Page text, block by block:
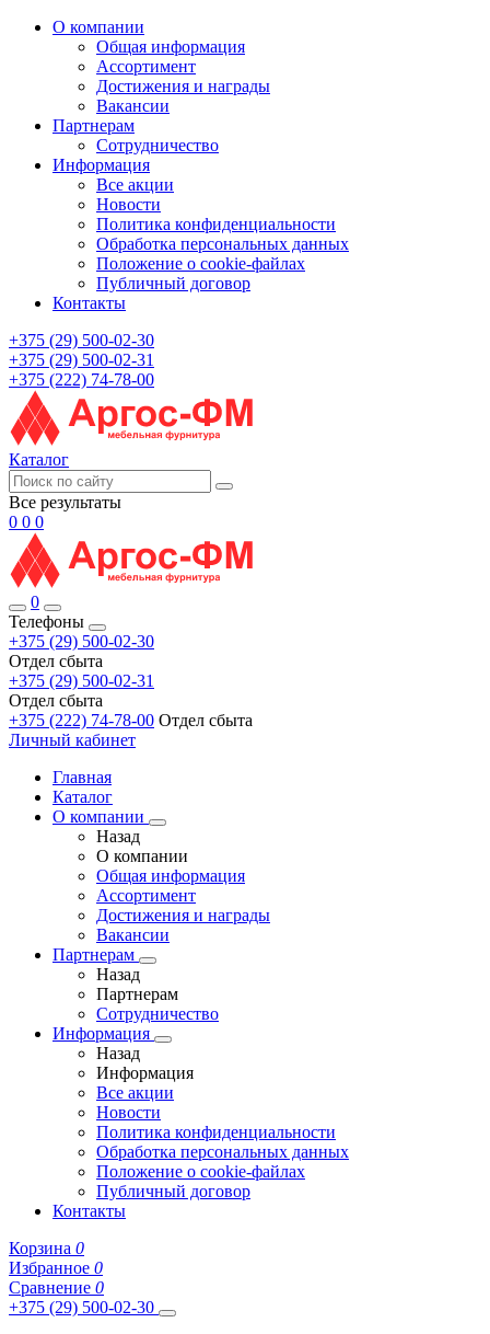
О компании
Общая информация
Ассортимент
Достижения и награды
Вакансии
Партнерам
Сотрудничество
Информация
Все акции
Новости
Политика конфиденциальности
Обработка персональных данных
Положение о cookie-файлах
Публичный договор
Контакты
+375 (29) 500-02-30
+375 (29) 500-02-31
+375 (222) 74-78-00
Каталог
Все результаты
0 0 0
0
Телефоны
+375 (29) 500-02-30
Отдел сбыта
+375 (29) 500-02-31
Отдел сбыта
+375 (222) 74-78-00 Отдел сбыта
Личный кабинет
Главная
Каталог
О компании
Назад
О компании
Общая информация
Ассортимент
Достижения и награды
Вакансии
Партнерам
Назад
Партнерам
Сотрудничество
Информация
Назад
Информация
Все акции
Новости
Политика конфиденциальности
Обработка персональных данных
Положение о cookie-файлах
Публичный договор
Контакты
Корзина 0
Избранное 0
Сравнение 0
+375 (29) 500-02-30